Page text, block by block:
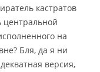
с
ё
р
У
м
кастратов
центральной
на
Бля, да я ни
версия,